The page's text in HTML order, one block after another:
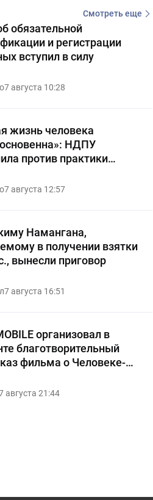
Смотреть еще
обязательной
и регистрации
вступил в силу
7 августа 10:28
жизнь человека
НДПУ
против практики
домов и махаллей»
7 августа 12:57
Намангана,
в получении взятки
вынесли приговор
7 августа 16:51
организовал в
благотворительный
фильма о Человеке-
августа 21:44